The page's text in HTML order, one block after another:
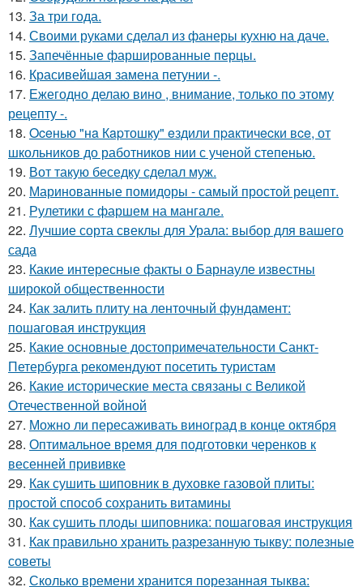
13. За три года.
14. Своими руками сделал из фанеры кухню на даче.
15. Запечённые фаршированные перцы.
16. Красивейшая замена петунии -.
17. Ежегодно делаю вино , внимание, только по этому
рецепту -.
18. Oceнью "нa Кapтошку" eздили пpaктичecки вce, от
школьников до работников нии с ученой степенью.
19. Вот такую беседку сделал муж.
20. Маринованные помидоры - самый простой рецепт.
21. Рулетики с фаршем на мангале.
22. Лучшие сорта свеклы для Урала: выбор для вашего
сада
23. Какие интересные факты о Барнауле известны
широкой общественности
24. Как залить плиту на ленточный фундамент:
пошаговая инструкция
25. Какие основные достопримечательности Санкт-
Петербурга рекомендуют посетить туристам
26. Какие исторические места связаны с Великой
Отечественной войной
27. Можно ли пересаживать виноград в конце октября
28. Оптимальное время для подготовки черенков к
весенней прививке
29. Как сушить шиповник в духовке газовой плиты:
простой способ сохранить витамины
30. Как сушить плоды шиповника: пошаговая инструкция
31. Как правильно хранить разрезанную тыкву: полезные
советы
32. Сколько времени хранится порезанная тыква: